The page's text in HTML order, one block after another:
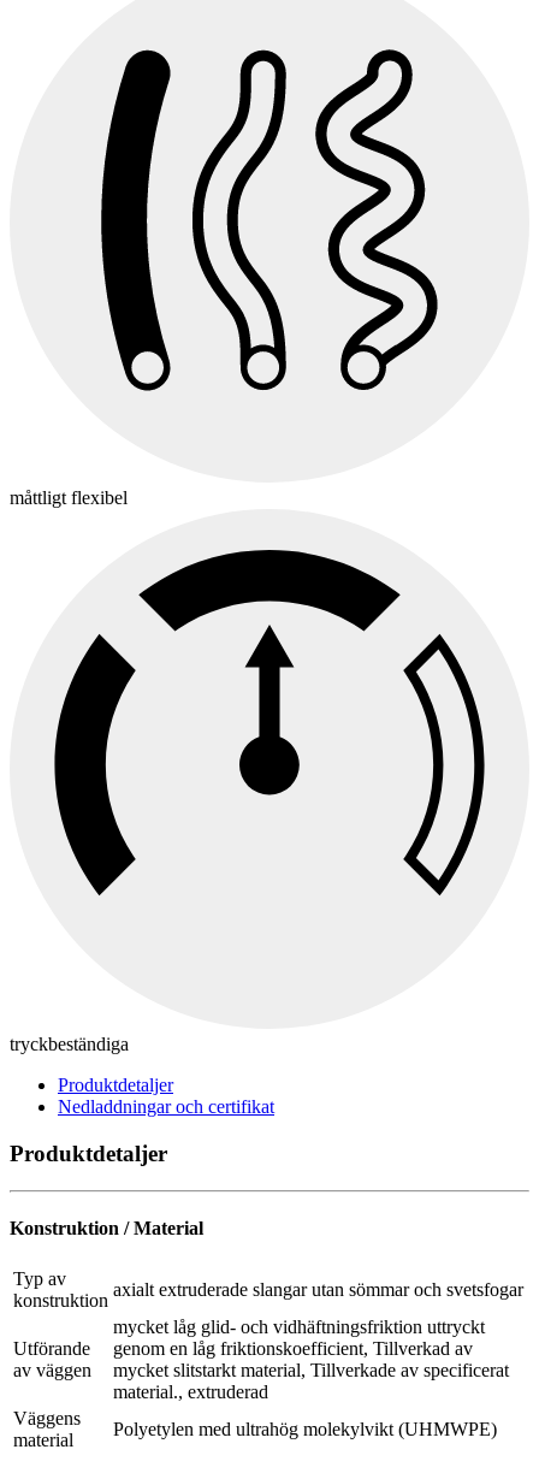
måttligt flexibel
tryckbeständiga
Produktdetaljer
Nedladdningar och certifikat
Produktdetaljer
Konstruktion / Material
Typ av
konstruktion
axialt extruderade slangar utan sömmar och svetsfogar
Utförande
av väggen
mycket låg glid- och vidhäftningsfriktion uttryckt
genom en låg friktionskoefficient, Tillverkad av
mycket slitstarkt material, Tillverkade av specificerat
material., extruderad
Väggens
material
Polyetylen med ultrahög molekylvikt (UHMWPE)